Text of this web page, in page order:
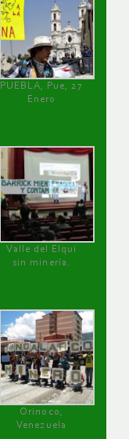
PUEBLA, Pue, 27
Enero
Valle del Elqui
sin minería.
Orinoco,
Venezuela